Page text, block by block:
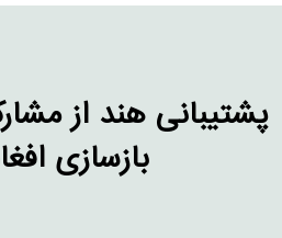
پشتیبانی هند از
بازسازی